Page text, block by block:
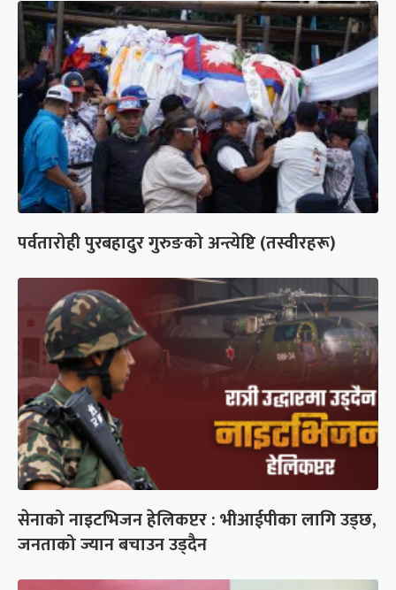
पर्वतारोही पुरबहादुर गुरुङको अन्त्येष्टि (तस्वीरहरू)
सेनाको नाइटभिजन हेलिकप्टर : भीआईपीका लागि उड्छ,
जनताको ज्यान बचाउन उड्दैन